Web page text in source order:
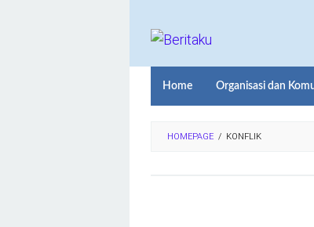
Home Organisasi dan
HOMEPAGE / KONFLIK